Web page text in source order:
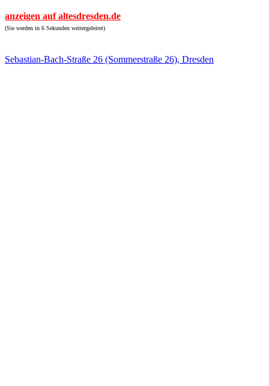
anzeigen auf altesdresden.de
(Sie werden in 6 Sekunden weitergeleitet)
Sebastian-Bach-Straße 26 (Sommerstraße 26), Dresden